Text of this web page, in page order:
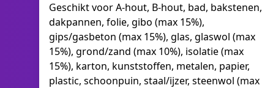
Geschikt voor A-hout, B-hout, bad, bakstenen,
dakpannen, folie, gibo (max 15%),
gips/gasbeton (max 15%), glas, glaswol (max
15%), grond/zand (max 10%), isolatie (max
15%), karton, kunststoffen, metalen, papier,
plastic, schoonpuin, staal/ijzer, steenwol (max